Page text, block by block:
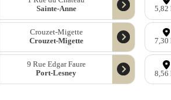
Sainte-Anne
5,82
Crouzet-Migette
Crouzet-Migette
7,30
9 Rue Edgar Faure
Port-Lesney
8,56